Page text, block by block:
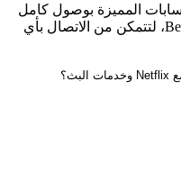
المميزة بوصول كامل
إلى كل خادم من خوادم BearVPN، لتتمكن من الاتصال بأي